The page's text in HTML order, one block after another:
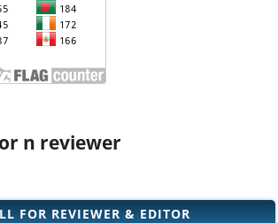
n reviewer
FOR REVIEWER & EDITOR